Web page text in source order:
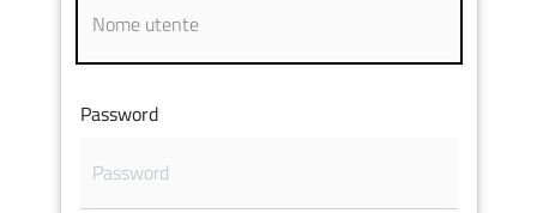
CentoPassword